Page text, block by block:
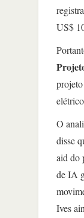
US$
O
disse
aid do
de IA
Ives